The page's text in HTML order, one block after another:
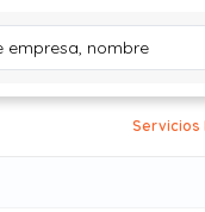
Servicios